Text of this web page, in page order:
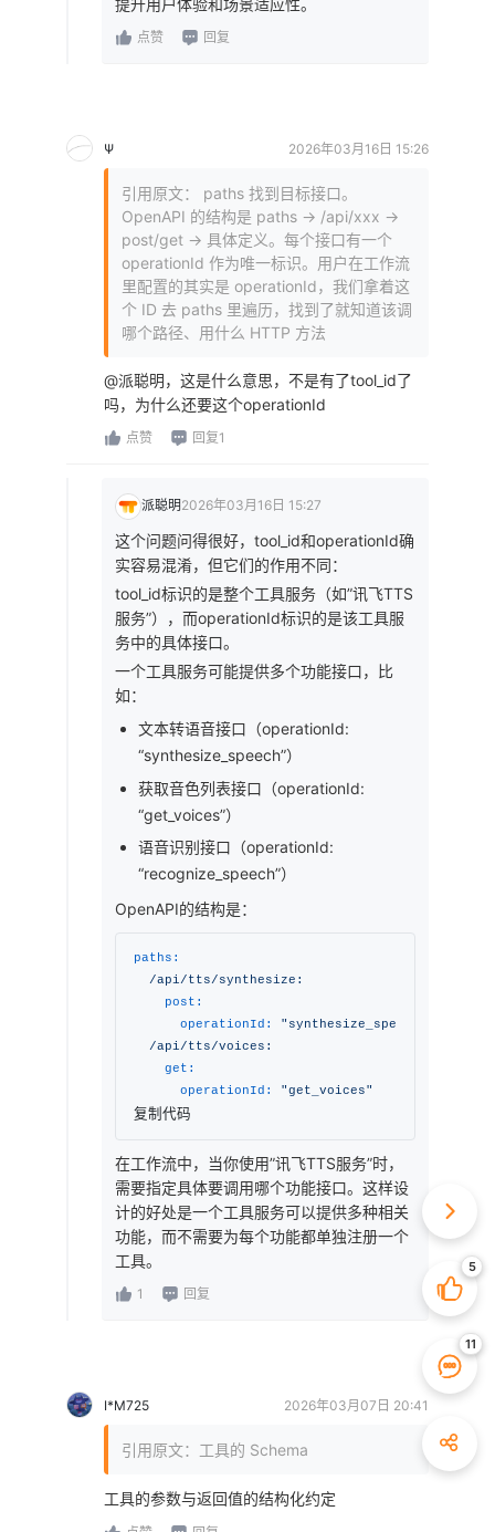
提升用户体验和场景适应性。
点赞 回复
Ψ 2026年03月16日 15:26
引用原文： paths 找到目标接口。
OpenAPI 的结构是 paths -> /api/xxx ->
post/get -> 具体定义。每个接口有一个
operationId 作为唯一标识。用户在工作流
里配置的其实是 operationId，我们拿着这
个 ID 去 paths 里遍历，找到了就知道该调
哪个路径、用什么 HTTP 方法
@派聪明，这是什么意思，不是有了tool_id了
吗，为什么还要这个operationId
点赞 回复1
派聪明2026年03月16日 15:27
这个问题问得很好，tool_id和operationId确
实容易混淆，但它们的作用不同：
tool_id标识的是整个工具服务（如”讯飞TTS
服务”），而operationId标识的是该工具服
务中的具体接口。
一个工具服务可能提供多个功能接口，比
如：
文本转语音接口（operationId:
“synthesize_speech”）
获取音色列表接口（operationId:
“get_voices”）
语音识别接口（operationId:
“recognize_speech”）
OpenAPI的结构是：
paths:
/api/tts/synthesize:
post:
operationId:
"synthesize_speech"
/api/tts/voices:
get:
operationId:
"get_voices"
复制代码
在工作流中，当你使用”讯飞TTS服务”时，
需要指定具体要调用哪个功能接口。这样设
计的好处是一个工具服务可以提供多种相关
功能，而不需要为每个功能都单独注册一个
工具。
1 回复
I*M725 2026年03月07日 20:41
引用原文：工具的 Schema
工具的参数与返回值的结构化约定